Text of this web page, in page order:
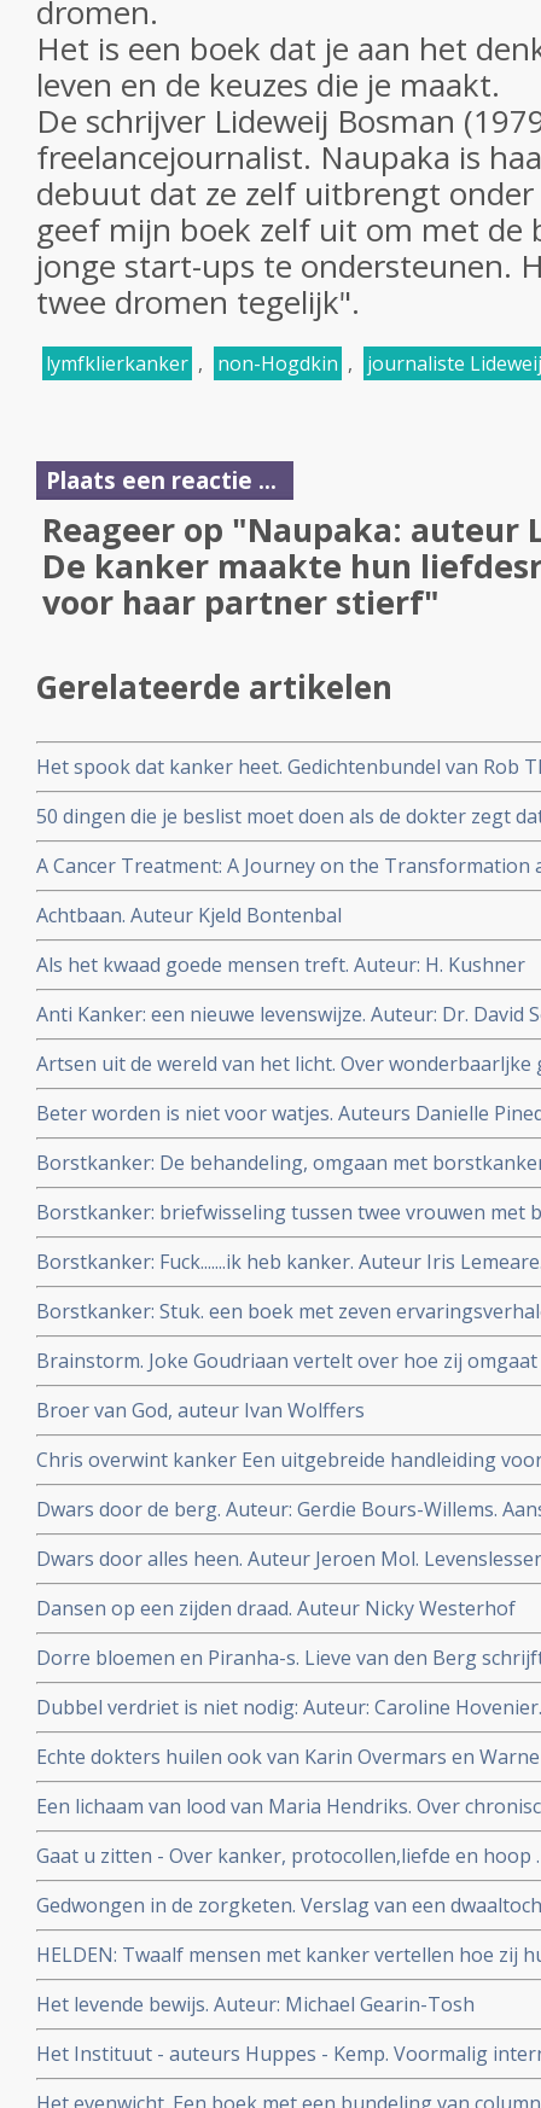
dromen.
Het is een boek dat je aan het
leven en de keuzes die je maakt.
De schrijver Lideweij Bosman
freelancejournalist. Naupaka is
debuut dat ze zelf uitbrengt
geef mijn boek zelf uit om met de
jonge start-ups te ondersteunen.
twee dromen tegelijk".
lymfklierkanker , non-Hogdkin , journaliste
Plaats een reactie ...
Reageer op "Naupaka: auteur
De kanker maakte hun
voor haar partner stierf"
Gerelateerde artikelen
Het spook dat kanker heet. Gedichtenbundel van Rob
troost, geschreven door een ervaringsdeskundige.
50 dingen die je beslist moet doen als de dokter zegt
Anderson.
A Cancer Treatment: A Journey on the Transformation
Fictionalized Autobiographical Tale. Author: John L.
Achtbaan. Auteur Kjeld Bontenbal
Als het kwaad goede mensen treft. Auteur: H. Kushner
Anti Kanker: een nieuwe levenswijze. Auteur: Dr. David
Artsen uit de wereld van het licht. Over
Wagenmakers.
Beter worden is niet voor watjes. Auteurs Danielle
over hun leven met en zonder kanker.
Borstkanker: De behandeling, omgaan met
Borstkanker: briefwisseling tussen twee vrouwen met
uitgegeven onder de titel: Pruiken & prothesen: een
Borstkanker: Fuck.......ik heb kanker. Auteur Iris
van borstkanker maar vond toch een genezende
Borstkanker: Stuk. een boek met zeven
borstkanker. Auteur Janneke Vonkeman
Brainstorm. Joke Goudriaan vertelt over hoe zij
Broer van God, auteur Ivan Wolffers
Chris overwint kanker Een uitgebreide handleiding
Chris Wark
Dwars door de berg. Auteur: Gerdie Bours-Willems.
verhaal met tips voor kankerpatiënten, hun naasten
kritische adviezen voor zorgprofessionals.
Dwars door alles heen. Auteur Jeroen Mol.
ziekte beter wordt
Dansen op een zijden draad. Auteur Nicky Westerhof
Dorre bloemen en Piranha-s. Lieve van den Berg
van haar man tegen een hersentumor en wat dat
gezin. Auteur Lieve van den Berg.
Dubbel verdriet is niet nodig: Auteur: Caroline
schreeef zij een gids voor hoe om te gaan met kanker
Echte dokters huilen ook van Karin Overmars en
werd van arts kankerpatiënt en heeft zijn kijk op de
veranderd
Een lichaam van lood van Maria Hendriks. Over
Derde druk.
Gaat u zitten - Over kanker, protocollen,liefde en hoop
Gedwongen in de zorgketen. Verslag van een
Stolz beschrijft hoe zijn vrouw met kanker het
ongeinteresseerde artsen in de reguliere oncologie
HELDEN: Twaalf mensen met kanker vertellen hoe zij
verder gaan.
Het levende bewijs. Auteur: Michael Gearin-Tosh
Het Instituut - auteurs Huppes - Kemp. Voormalig
beschrijven uit eigen ervaring in een politieke thriller